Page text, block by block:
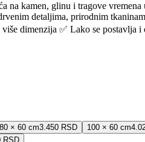
na kamen, glinu i tragove
detaljima, prirodnim
dimenzija ✅ Lako se
80 × 60 cm3.450 RSD 100 × 60 cm
RSD